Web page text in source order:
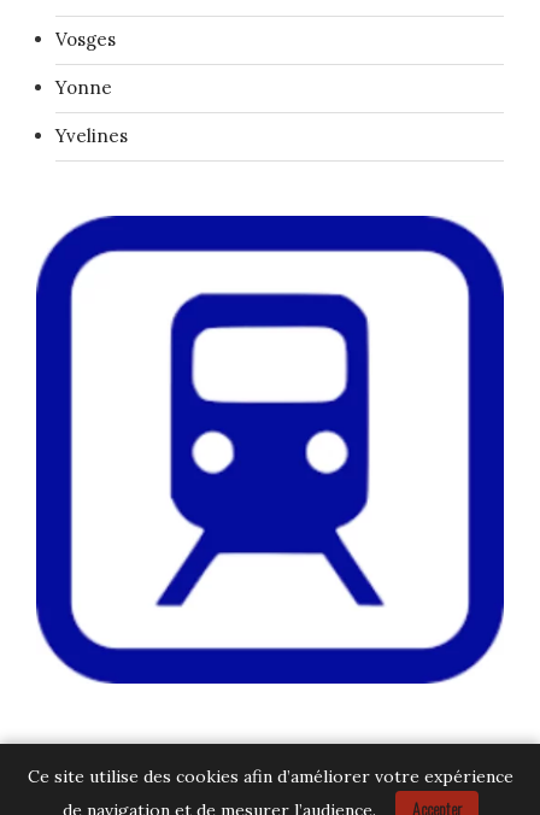
Vosges
Yonne
Yvelines
Ce site utilise des cookies afin d’améliorer votre expérience
de navigation et de mesurer l’audience.
Accepter